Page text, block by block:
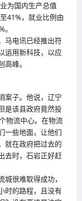
为国内生产总值
41%，就业比例由
马电讯已经推出符
运用新科技，以应
峰。
案子。他说，辽宁
是该县政府竟然投
物流中心。在物流
一些地面，让他们
就在政府把过去的
去时，石岩正好赶
很难取得成功，
时的路程，且没有